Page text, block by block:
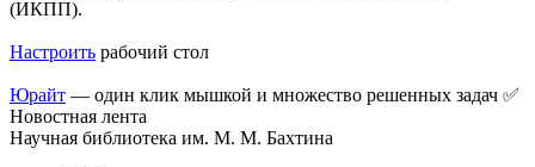
(ИКПП).
Настроить рабочий стол
Юрайт — один клик мышкой и множество решенных задач ✅
Новостная лента
Научная библиотека им. М. М. Бахтина